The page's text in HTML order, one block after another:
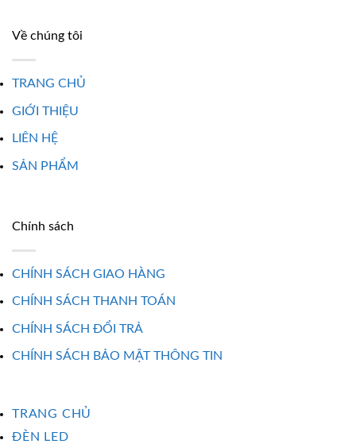
Về chúng tôi
TRANG CHỦ
GIỚI THIỆU
LIÊN HỆ
SẢN PHẨM
Chính sách
CHÍNH SÁCH GIAO HÀNG
CHÍNH SÁCH THANH TOÁN
CHÍNH SÁCH ĐỔI TRẢ
CHÍNH SÁCH BẢO MẬT THÔNG TIN
TRANG CHỦ
ĐÈN LED